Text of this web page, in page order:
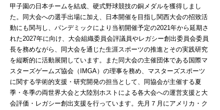
甲子園の日本チームを結成、硬式野球競技の銅メダルを獲得しまし
た。同大会への選手出場に加え、日本開催を目指し関西大会の招致活
動にも関与し、パンデミックにより当初開催予定の2021年から延期さ
れた2027年に向け、大会組織委員会評議員やレガシー創出委員会委員
長を務めながら、同大会を通じた生涯スポーツの推進とその実践研究
を縦断的に活動展開しています。また同大会の主催団体である国際マ
スターズゲームズ協会（IMGA）の理事を務め、マスターズスポーツ
に関する学術的支援・研究開発の担当として、同協会が主催する夏
季・冬季の両世界大会と大陸別ホストによる各大会への運営支援と大
会評価・レガシー創出支援を行っています。先月７月にアメリカ・ク